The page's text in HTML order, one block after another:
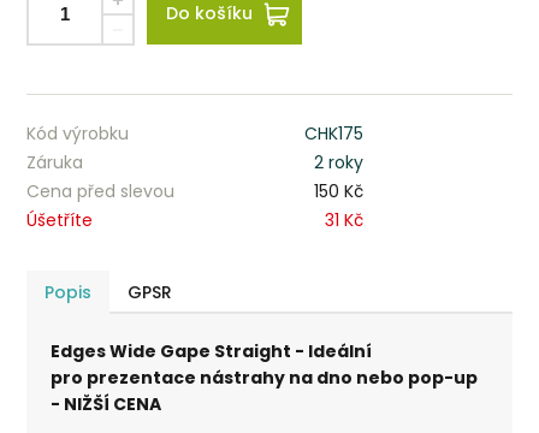
Do košíku
Kód výrobku
CHK175
Záruka
2 roky
Cena před slevou
150 Kč
Úšetříte
31 Kč
Popis GPSR
Edges Wide Gape Straight - Ideální
pro prezentace nástrahy na dno nebo pop-up
- NIŽŠÍ CENA